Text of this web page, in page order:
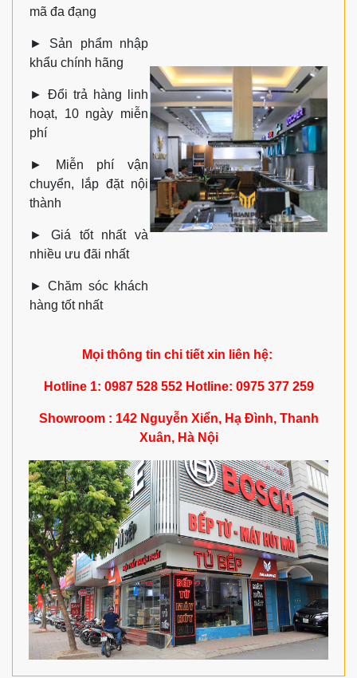
mã đa đạng
► Sản phẩm nhập
khẩu chính hãng
► Đổi trả hàng linh
hoạt, 10 ngày miễn
phí
►
Miễn phí vận
chuyển, lắp đặt nội
thành
► Giá tốt nhất và
nhiều ưu đãi nhất
►Chăm sóc khách
hàng tốt nhất
Mọi thông tin chi tiết xin liên hệ:
Hotline 1: 0987 528 552 Hotline: 0975 377 259
Showroom : 142 Nguyễn Xiển, Hạ Đình, Thanh
Xuân, Hà Nội